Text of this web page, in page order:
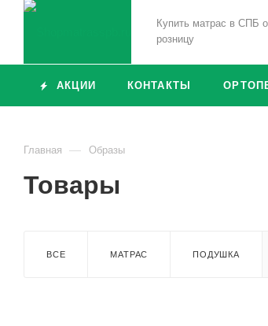
Купить матрас в СПБ
розницу
АКЦИИ КОНТАКТЫ
Главная — Образы
Товары
ВСЕ МАТРАС ПОДУШКА